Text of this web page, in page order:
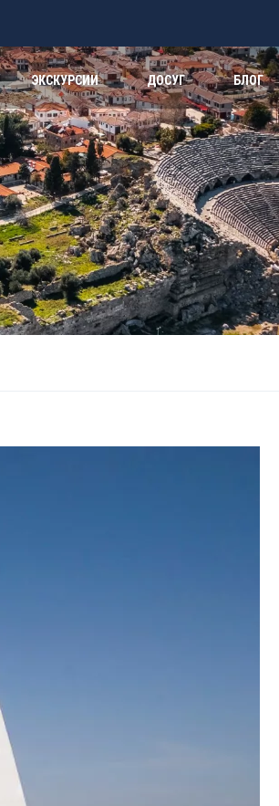
ЭКСКУРСИИ ДОСУГ БЛОГ